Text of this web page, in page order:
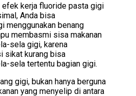
efek kerja fluoride pasta gigi
Anda bisa
menggunakan benang
membasmi sisa makanan
sela gigi, karena
sikat kurang bisa
sela tertentu bagian gigi.
gigi, bukan hanya berguna
yang menyelip di antara